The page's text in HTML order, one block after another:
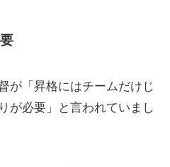
が「昇格にはチームだけじ
が必要」
と言われていまし